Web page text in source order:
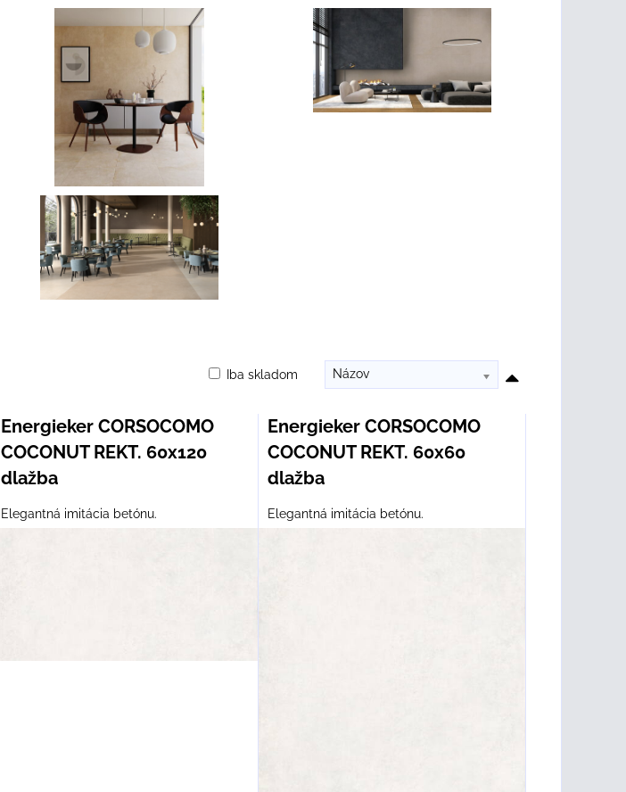
Názov
Iba skladom
Energieker CORSOCOMO
COCONUT REKT. 60x120
dlažba
Elegantná imitácia betónu.
Energieker CORSOCOMO
COCONUT REKT. 60x60
dlažba
Elegantná imitácia betónu.